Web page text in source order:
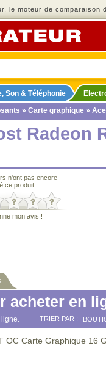
le moteur de comparaison
Son & Téléphonie
» Carte graphique »
Radeon
n'ont pas encore
ce produit
mon avis !
acheter en
ligne. TRIER PAR :
OC Carte Graphique 16